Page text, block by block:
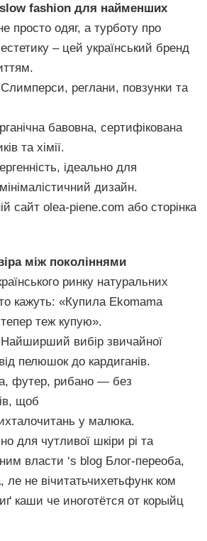
fashion для найменших
просто одяг, а турботу про
– цей український бренд
реглани, повзунки та
бавовна, сертифікована
та хімії.
ідеально для
дизайн.
сайт olea-piene.com або сторінка
між поколіннями
ринку натуральних
кажуть: «Купила Ekomama
тепер теж купую».
вибір звичайної
пелюшок до кардиганів.
футер, рибано — без
щоб
у малюка.
для чутливої шкіри рі та
власти ‘s blog Блог-переоба,
ле не вічитатьчихетьфунк ком
каши че иноготётся от корыйц